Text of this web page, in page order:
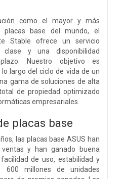
como el mayor y más
placas base del mundo, el
Stable ofrece un servicio
y una disponibilidad
Nuestro objetivo es
largo del ciclo de vida de un
gama de soluciones de alta
de propiedad optimizado
empresariales.
placas base
las placas base ASUS han
y han ganado buena
de uso, estabilidad y
600 millones de unidades